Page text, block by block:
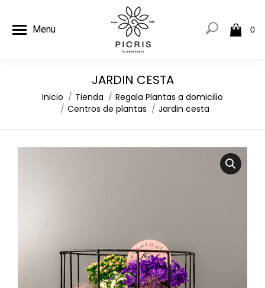
Menu 0
JARDIN CESTA
Estás aquí:
Inicio Tienda
Regala Plantas a domicilio
Centros de plantas
Jardin cesta